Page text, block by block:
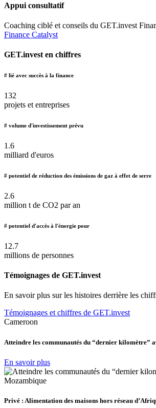
Appui consultatif
Coaching ciblé et conseils du GET.invest
Finance Catalyst
GET.invest en chiffres
# lié avec succès à la finance
132
projets et entreprises
# volume d'investissement prévu
1.6
milliard d'euros
# potentiel de réduction des émissions de gaz à effet de serre
2.6
million t de CO2 par an
# potentiel d'accès à l'énergie pour
12.7
millions de personnes
Témoignages de GET.invest
En savoir plus sur les histoires derrière les
Témoignages et chiffres de GET.invest
Cameroon
Atteindre les communautés du “dernier kilomètre”
En savoir plus
Mozambique
Privé : Alimentation des maisons hors réseau